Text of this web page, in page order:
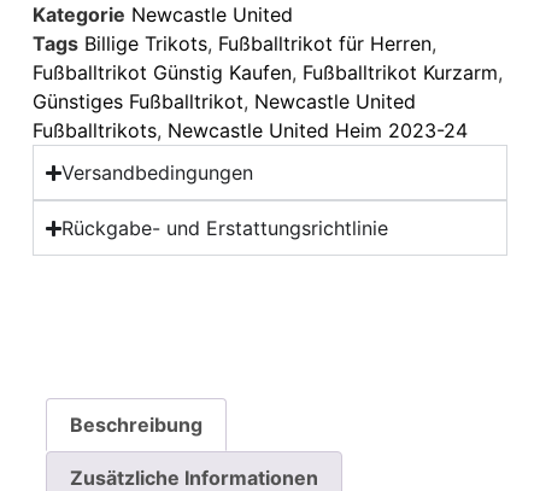
Kategorie Newcastle United
Tags Billige Trikots, Fußballtrikot für Herren,
Fußballtrikot Günstig Kaufen, Fußballtrikot Kurzarm,
Günstiges Fußballtrikot, Newcastle United
Fußballtrikots, Newcastle United Heim 2023-24
Versandbedingungen
Rückgabe- und Erstattungsrichtlinie
Beschreibung
Zusätzliche Informationen